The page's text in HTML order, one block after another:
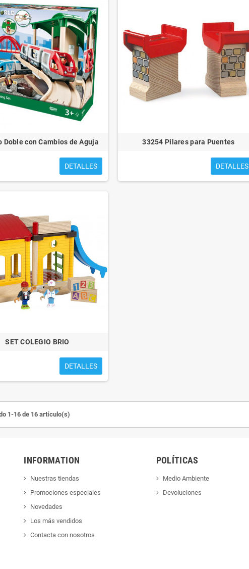
Doble con Cambios de Aguja
DETALLES
33254 Pilares para Puentes
DETALLES
SET COLEGIO BRIO
DETALLES
1-16 de 16 artículo(s)
INFORMATION
Nuestras tiendas
Promociones especiales
Novedades
Los más vendidos
Contacta con nosotros
POLÍTICAS
Medio Ambiente
Devoluciones